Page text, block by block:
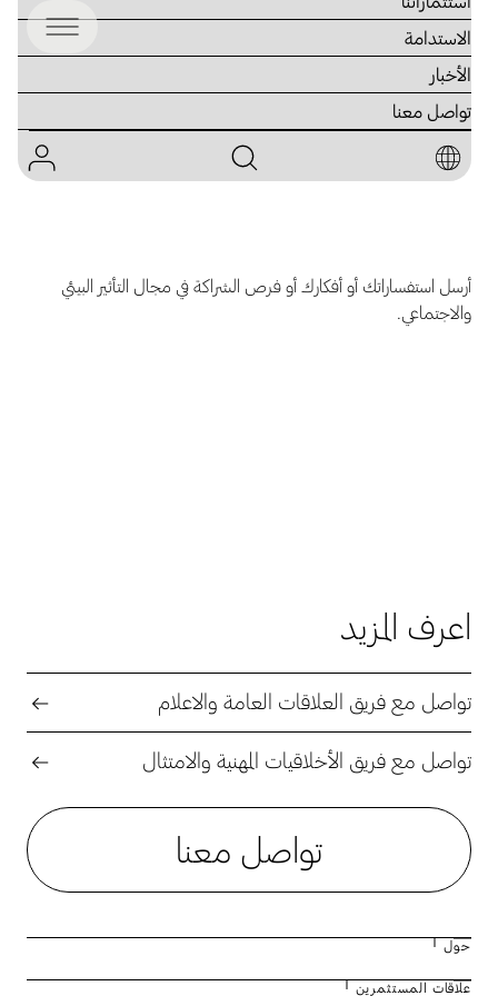
الاستدامة
الأخبار
تواصل معنا
تواصل مع فريق الاستدامة
أرسل استفساراتك أو أفكارك أو فرص الشراكة في مجال التأثير البيئي
والاجتماعي.
اعرف المزيد
تواصل مع فريق العلاقات العامة والاعلام
تواصل مع فريق الأخلاقيات المهنية والامتثال
تواصل معنا
حول
علاقات المستثمرين